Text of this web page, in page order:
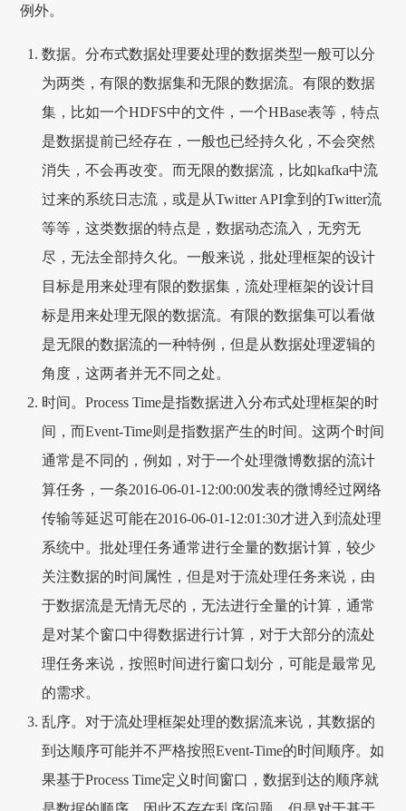
例外。
数据。分布式数据处理要处理的数据类型一般可以分
为两类，有限的数据集和无限的数据流。有限的数据
集，比如一个HDFS中的文件，一个HBase表等，特点
是数据提前已经存在，一般也已经持久化，不会突然
消失，不会再改变。而无限的数据流，比如kafka中流
过来的系统日志流，或是从Twitter API拿到的Twitter流
等等，这类数据的特点是，数据动态流入，无穷无
尽，无法全部持久化。一般来说，批处理框架的设计
目标是用来处理有限的数据集，流处理框架的设计目
标是用来处理无限的数据流。有限的数据集可以看做
是无限的数据流的一种特例，但是从数据处理逻辑的
角度，这两者并无不同之处。
时间。Process Time是指数据进入分布式处理框架的时
间，而Event-Time则是指数据产生的时间。这两个时间
通常是不同的，例如，对于一个处理微博数据的流计
算任务，一条2016-06-01-12:00:00发表的微博经过网络
传输等延迟可能在2016-06-01-12:01:30才进入到流处理
系统中。批处理任务通常进行全量的数据计算，较少
关注数据的时间属性，但是对于流处理任务来说，由
于数据流是无情无尽的，无法进行全量的计算，通常
是对某个窗口中得数据进行计算，对于大部分的流处
理任务来说，按照时间进行窗口划分，可能是最常见
的需求。
乱序。对于流处理框架处理的数据流来说，其数据的
到达顺序可能并不严格按照Event-Time的时间顺序。如
果基于Process Time定义时间窗口，数据到达的顺序就